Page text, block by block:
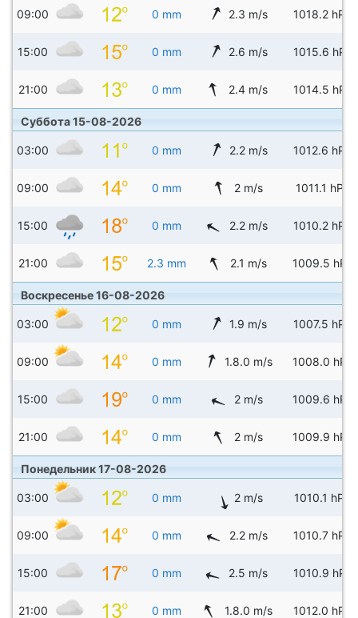
09:00 0 mm 2.3 m/s 1018.2 hPa
15:00 0 mm 2.6 m/s 1015.6 hPa
21:00 0 mm 2.4 m/s 1014.5 hPa
Суббота 15-08-2026
03:00 0 mm 2.2 m/s 1012.6 hPa
09:00 0 mm 2 m/s 1011.1 hPa
15:00 0 mm 2.2 m/s 1010.2 hPa
21:00 2.3 mm 2.1 m/s 1009.5 hPa
Воскресенье 16-08-2026
03:00 0 mm 1.9 m/s 1007.5 hPa
09:00 0 mm 1.8.0 m/s 1008.0 hPa
15:00 0 mm 2 m/s 1009.6 hPa
21:00 0 mm 2 m/s 1009.9 hPa
Понедельник 17-08-2026
03:00 0 mm 2 m/s 1010.1 hPa
09:00 0 mm 2.2 m/s 1010.7 hPa
15:00 0 mm 2.5 m/s 1010.9 hPa
21:00 0 mm 1.8.0 m/s 1012.0 hPa